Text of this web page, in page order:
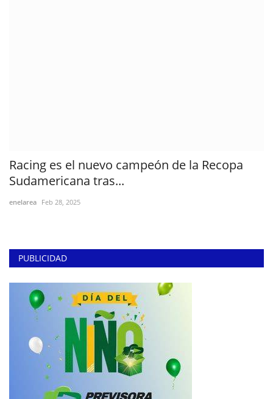
Racing es el nuevo campeón de la Recopa
Sudamericana tras...
enelarea Feb 28, 2025
PUBLICIDAD